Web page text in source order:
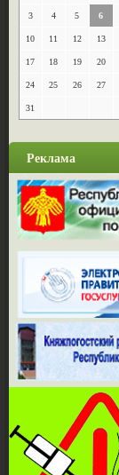
3 4 5 6
10 11 12 13
17 18 19 20
24 25 26 27
31
Реклама